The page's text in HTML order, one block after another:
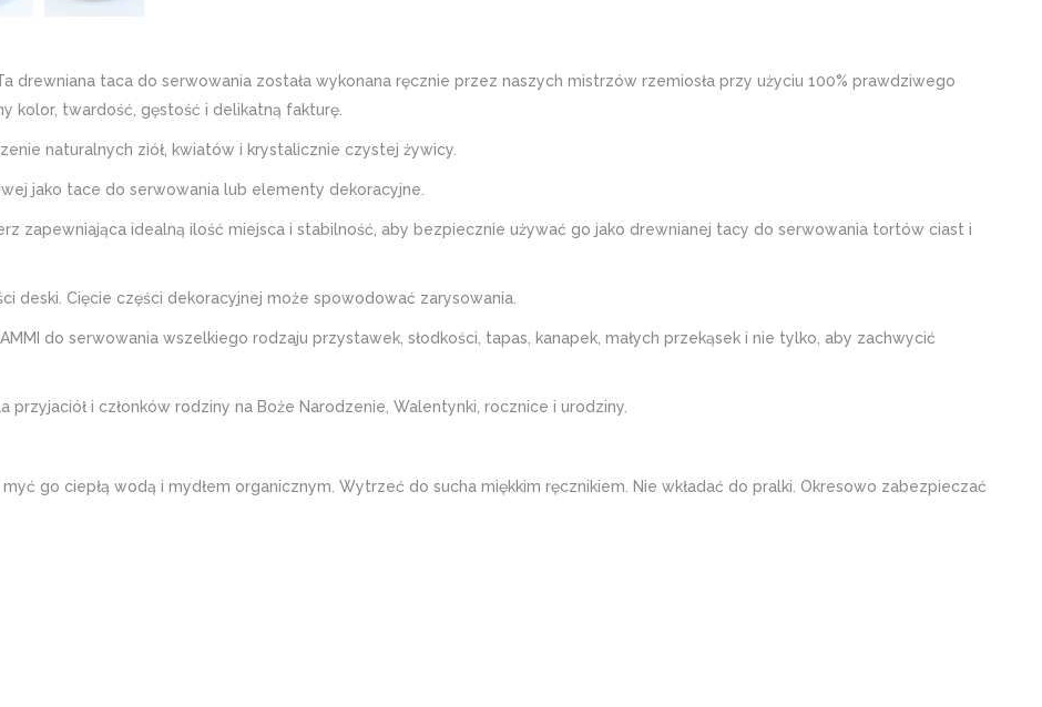
Ta drewniana taca do serwowania została wykonana ręcznie przez naszych mistrzów rzemiosła przy użyciu 100% prawdziwego
kolor, twardość, gęstość i delikatną fakturę.
naturalnych ziół, kwiatów i krystalicznie czystej żywicy.
jako tace do serwowania lub elementy dekoracyjne.
zapewniająca idealną ilość miejsca i stabilność, aby bezpiecznie używać go jako drewnianej tacy do serwowania tortów ciast i
deski. Cięcie części dekoracyjnej może spowodować zarysowania.
do serwowania wszelkiego rodzaju przystawek, słodkości, tapas, kanapek, małych przekąsek i nie tylko, aby zachwycić
przyjaciół i członków rodziny na Boże Narodzenie, Walentynki, rocznice i urodziny.
go ciepłą wodą i mydłem organicznym. Wytrzeć do sucha miękkim ręcznikiem. Nie wkładać do pralki. Okresowo zabezpieczać